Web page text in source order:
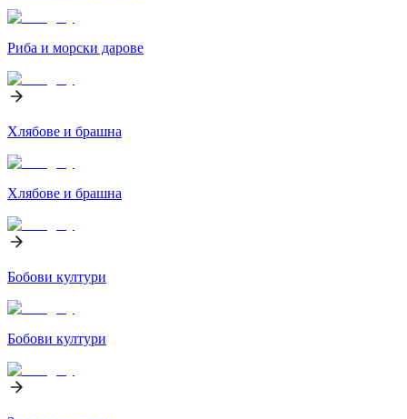
Риба и морски дарове
Хлябове и брашна
Хлябове и брашна
Бобови култури
Бобови култури